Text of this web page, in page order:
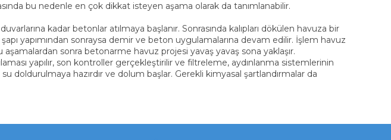
bu nedenle en çok dikkat isteyen aşama olarak da tanımlanabilir.
kadar betonlar atılmaya başlanır. Sonrasında kalıpları dökülen havuza bir
yapımından sonraysa demir ve beton uygulamalarına devam edilir. İşlem havuz
sonra betonarme havuz projesi yavaş yavaş sona yaklaşır.
yapılır, son kontroller gerçekleştirilir ve filtreleme, aydınlanma sistemlerinin
doldurulmaya hazırdır ve dolum başlar. Gerekli kimyasal şartlandırmalar da